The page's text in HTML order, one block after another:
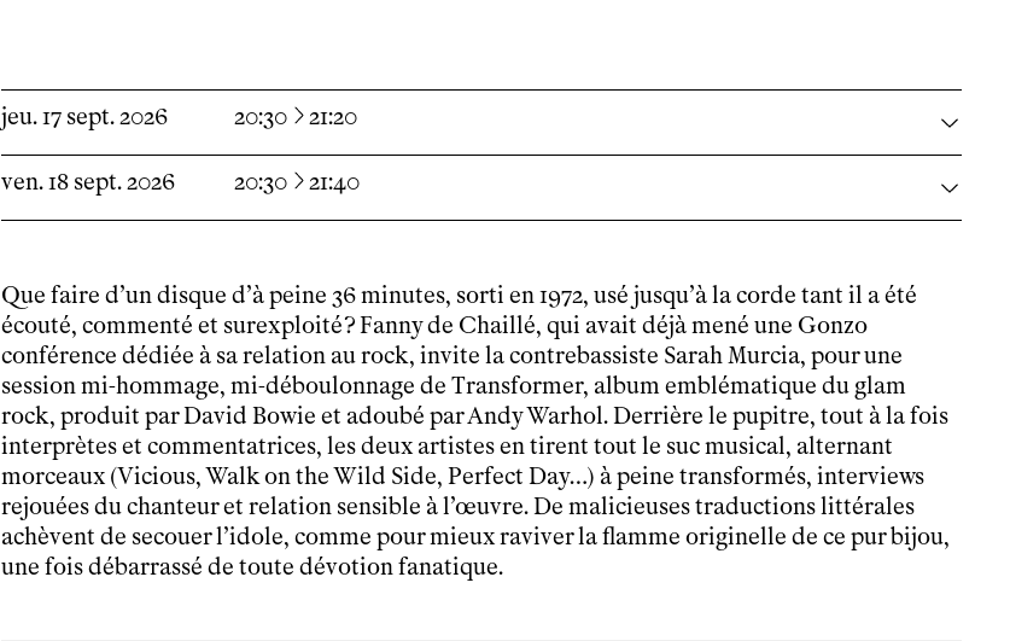
jeu.17 sept.2026 20:30 à21:20
ven.18 sept.2026 20:30 à21:40
Que faire d’un disque d’à peine 36 minutes, sorti en 1972, usé jusqu’à la corde tant il a été
écouté, commenté et surexploité ?Fanny de Chaillé, qui avait déjà mené une Gonzo
conférence dédiée à sa relation au rock, invite la contrebassiste Sarah Murcia, pour une
session mi-hommage, mi-déboulonnage de Transformer, album emblématique du glam
rock, produit par David Bowie et adoubé par Andy Warhol. Derrière le pupitre, tout à la fois
interprètes et commentatrices, les deux artistes en tirent tout le suc musical, alternant
morceaux (Vicious, Walk on the Wild Side, Perfect Day…) à peine transformés, interviews
rejouées du chanteur et relation sensible à l’œuvre. De malicieuses traductions littérales
achèvent de secouer l’idole, comme pour mieux raviver la flamme originelle de ce pur bijou,
une fois débarrassé de toute dévotion fanatique.
tnba, centre dramatique national
Artiste directrice
Artistes associé·es
Équipe
L'école
Formation supérieure
Les Promotions
Classe Égalité
Stages de théâtre gratuits
Insertion professionnelle
Soutenir l'école
Partenaires
Infos pratiques
Horaires et contacts